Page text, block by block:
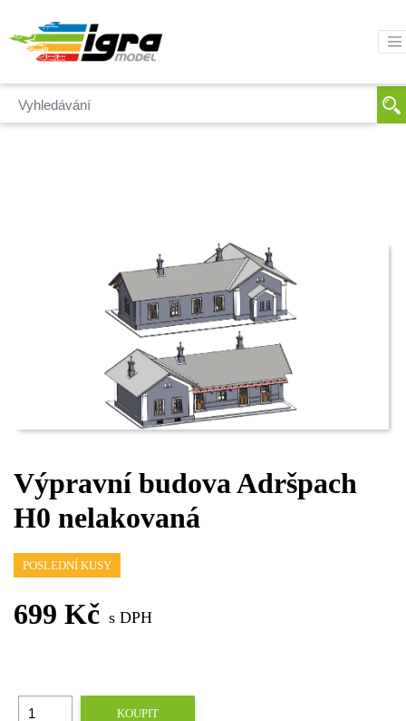
Výpravní budova Adršpach
H0 nelakovaná
POSLEDNÍ KUSY
699 Kč s DPH
KOUPIT